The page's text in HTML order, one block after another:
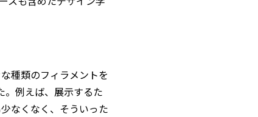
種類のフィラメントを
。例えば、展示するた
なくなく、そういった